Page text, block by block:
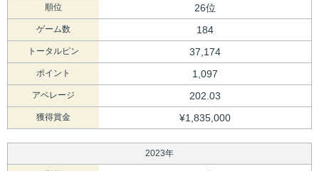
順位 26位
ゲーム数 184
トータルピン 37,174
ポイント 1,097
アベレージ 202.03
獲得賞金 ¥1,835,000
2023年